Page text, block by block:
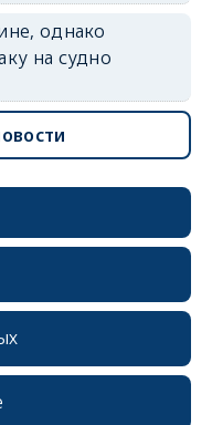
однако
на судно